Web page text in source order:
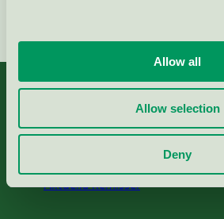
Allow all
Allow selection
Deny
Kriterier, ansökan & avgifter
Aktuella Remisser